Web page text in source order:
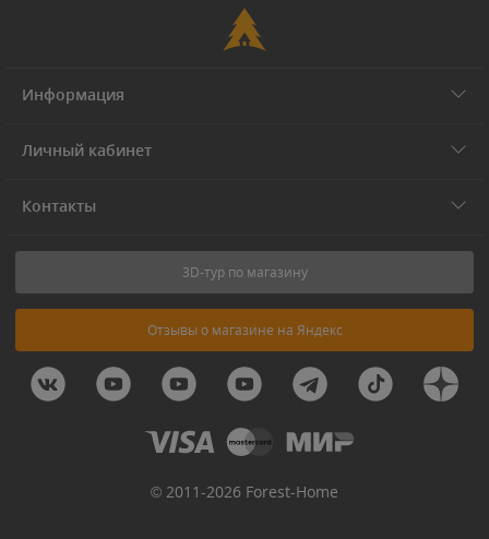
Информация
Личный кабинет
Контакты
3D-тур по магазину
Отзывы о магазине на Яндекс
© 2011-2026 Forest-Home